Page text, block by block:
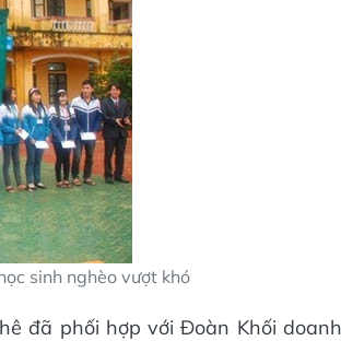
sinh nghèo vượt khó
đã phối hợp với Đoàn Khối doanh